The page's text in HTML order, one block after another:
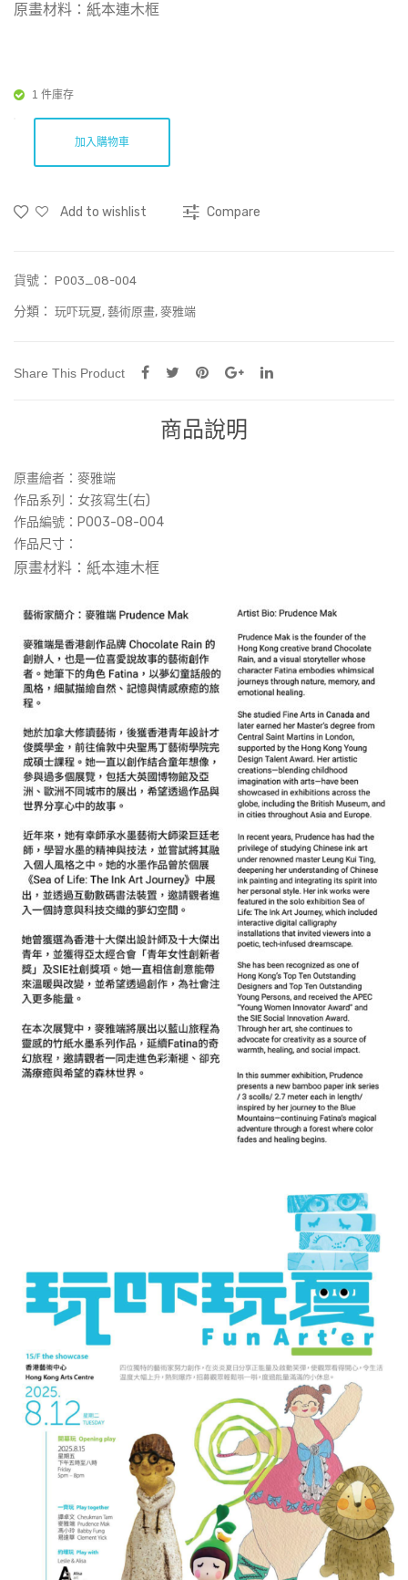
原畫材料：紙本連木框
1 件庫存
加入購物車
Add to wishlist Compare
貨號： P003_08-004
分類： 玩吓玩夏, 藝術原畫, 麥雅端
Share This Product
商品說明
原畫繪者： 麥雅端
作品系列：‎‎女孩寫生(右)
作品編號：‎‎P003-08-004
作品尺寸：
原畫材料：紙本連木框